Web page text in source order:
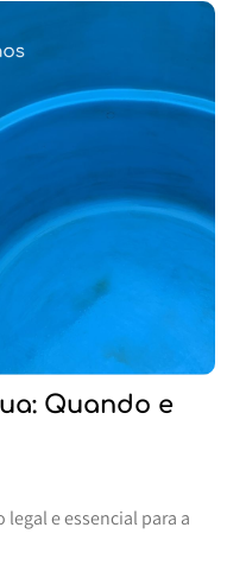
Quando e
e essencial para a